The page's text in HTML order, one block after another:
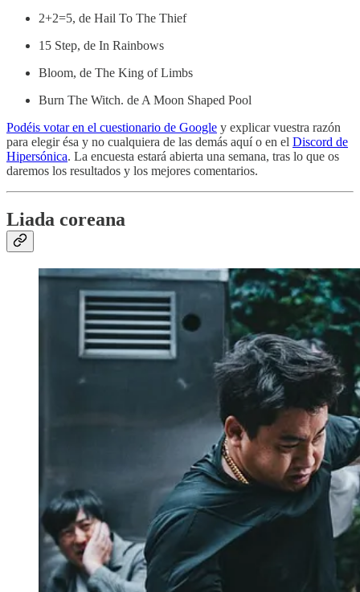
2+2=5, de Hail To The Thief
15 Step, de In Rainbows
Bloom, de The King of Limbs
Burn The Witch. de A Moon Shaped Pool
Podéis votar en el cuestionario de Google y explicar vuestra razón
para elegir ésa y no cualquiera de las demás aquí o en el Discord de
Hipersónica. La encuesta estará abierta una semana, tras lo que os
daremos los resultados y los mejores comentarios.
Liada coreana